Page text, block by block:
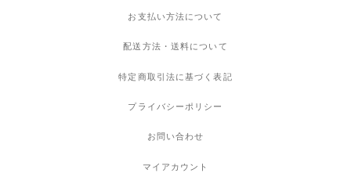
お支払い方法について
配送方法・送料について
特定商取引法に基づく表記
プライバシーポリシー
お問い合わせ
マイアカウント